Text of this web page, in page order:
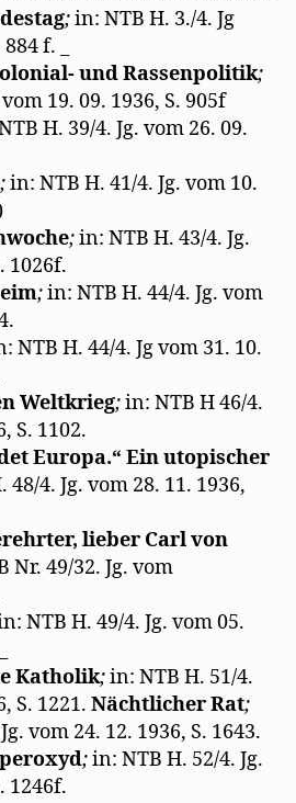
;in: NTB H. 3./4. Jg
f. _
und Rassenpolitik;
19. 09. 1936, S. 905f
H. 39/4. Jg. vom 26. 09.
;in: NTB H. 41/4. Jg. vom 10.
;in: NTB H. 43/4. Jg.
1026f.
;in: NTB H. 44/4. Jg. vom
NTB H. 44/4. Jg vom 31. 10.
Weltkrieg;in: NTB H 46/4.
S. 1102.
Europa.“ Ein utopischer
48/4. Jg. vom 28. 11. 1936,
lieber Carl von
Nr. 49/32. Jg. vom
NTB H. 49/4. Jg. vom 05.
Katholik;in: NTB H. 51/4.
S. 1221. Nächtlicher Rat;
vom 24. 12. 1936, S. 1643.
;in: NTB H. 52/4. Jg.
1246f.